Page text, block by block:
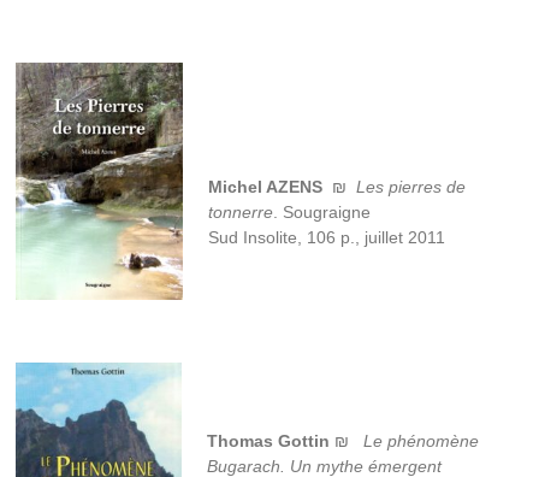
Michel AZENS ₪Les pierres de
tonnerre . Sougraigne
Sud Insolite, 106 p., juillet 2011
Thomas Gottin ₪Le phénomène
Bugarach. Un mythe émergent